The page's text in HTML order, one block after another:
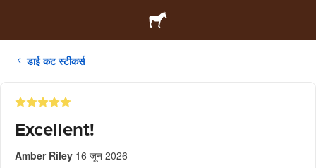
डाई कट स्टीकर्स
Excellent!
Amber Riley 16 जून 2026